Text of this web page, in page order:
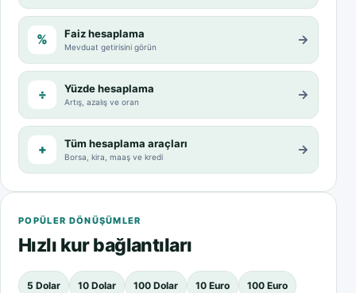
% Faiz hesaplama
Mevduat getirisini görün →
÷ Yüzde hesaplama
Artış, azalış ve oran →
+ Tüm hesaplama araçları
Borsa, kira, maaş ve kredi →
POPÜLER DÖNÜŞÜMLER
Hızlı kur bağlantıları
5 Dolar 10 Dolar 100 Dolar 10 Euro 100 Euro